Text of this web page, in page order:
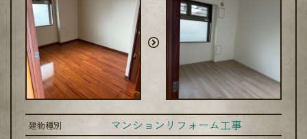
建物種別 マンションリフォーム工事